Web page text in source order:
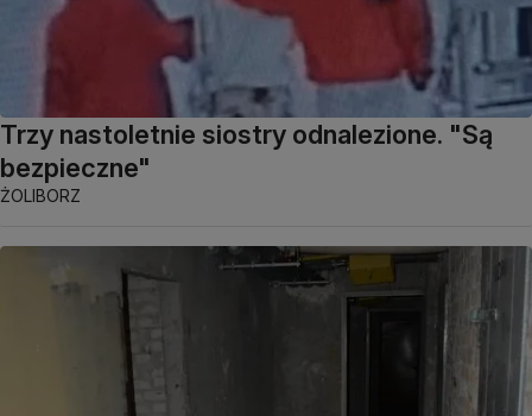
Trzy nastoletnie siostry odnalezione. "Są
bezpieczne"
ŻOLIBORZ